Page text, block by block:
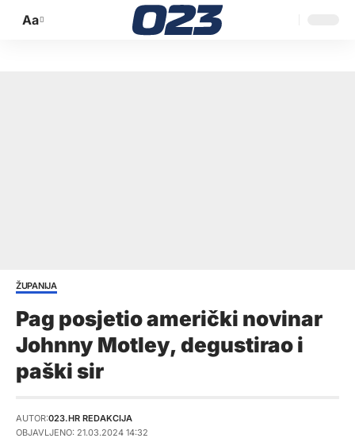
Promijeni
Aa
ŽUPANIJA
Pag posjetio američki novinar
Johnny Motley, degustirao i
paški sir
AUTOR:023.HR REDAKCIJA
OBJAVLJENO: 21.03.2024 14:32